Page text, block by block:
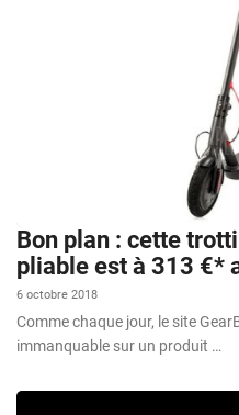
Bon plan : cette
pliable est à 313 €*
6 octobre 2018
Comme chaque jour, le site
immanquable sur un produit …